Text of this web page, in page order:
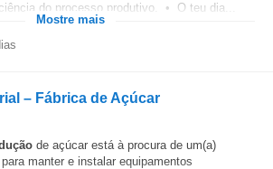
do processo produtivo. • O teu dia...
Mostre mais
– Fábrica de Açúcar
de açúcar está à procura de um(a)
manter e instalar equipamentos